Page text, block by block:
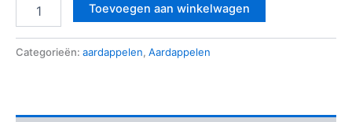
Toevoegen aan winkelwagen
Categorieën: aardappelen, Aardappelen